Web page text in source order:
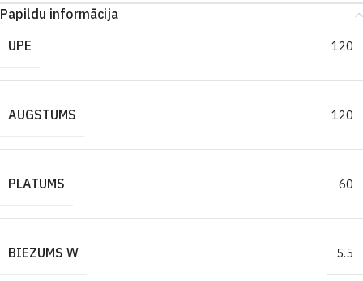
Papildu informācija
UPE
120
AUGSTUMS 120
PLATUMS 60
BIEZUMS W 5.5